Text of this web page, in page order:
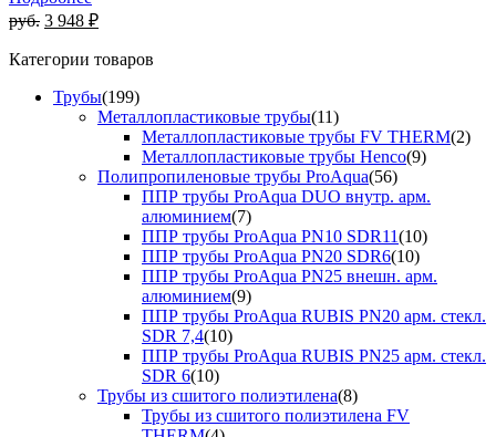
руб. 3 948 ₽
Категории товаров
Трубы(199)
Металлопластиковые трубы(11)
Металлопластиковые трубы FV THERM(2)
Металлопластиковые трубы Henco(9)
Полипропиленовые трубы ProAqua(56)
ППР трубы ProAqua DUO внутр. арм.
алюминием(7)
ППР трубы ProAqua PN10 SDR11(10)
ППР трубы ProAqua PN20 SDR6(10)
ППР трубы ProAqua PN25 внешн. арм.
алюминием(9)
ППР трубы ProAqua RUBIS PN20 арм. стекл.
SDR 7,4(10)
ППР трубы ProAqua RUBIS PN25 арм. стекл.
SDR 6(10)
Трубы из сшитого полиэтилена(8)
Трубы из сшитого полиэтилена FV